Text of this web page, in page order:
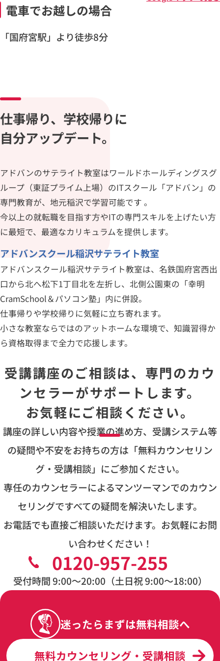
電車でお越しの場合
「国府宮駅」より徒歩8分
仕事帰り、学校帰りに
自分アップデート。
アドバンのサテライト教室はワールドホールディングスグ
ループ（東証プライム上場）のITスクール「アドバン」の
専門教育が、地元稲沢で学習可能です 。
今以上の就転職を目指す方やITの専門スキルを上げたい方
に最短で、最適なカリキュラムを提供します。
アドバンスクール稲沢サテライト教室
アドバンスクール稲沢サテライト教室は、名鉄国府宮西出
口から北へ松下1丁目北を左折し、北側公園東の「幸明
CramSchool＆パソコン塾」内に併設。
仕事帰りや学校帰りに気軽に立ち寄れます。
小さな教室ならではのアットホームな環境で、知識習得か
ら資格取得まで全力で応援します。
受講講座のご相談は、専門のカウ
ンセラーがサポートします。
お気軽にご相談ください。
講座の詳しい内容や授業の進め方、受講システム等
の疑問や不安をお持ちの方は 「無料カウンセリン
グ・受講相談」にご参加ください。
専任のカウンセラーによるマンツーマンでのカウン
セリングですべての疑問を解決いたします。
お電話でも直接ご相談いただけます。お気軽にお問
い合わせください！
0120-957-255
受付時間 9:00〜20:00（土日祝 9:00〜18:00）
迷ったらまずは無料相談へ
無料カウンセリング・受講相談